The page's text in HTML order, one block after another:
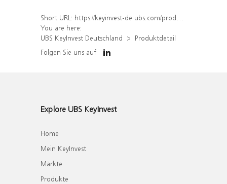
Short URL: https://keyinvest-de.ubs.com/produkt/detail/index/isin/DE000WA852K6
You are here:
UBS KeyInvest Deutschland
Produktdetail
Folgen Sie uns auf
Explore UBS KeyInvest
Home
Mein KeyInvest
Märkte
Produkte